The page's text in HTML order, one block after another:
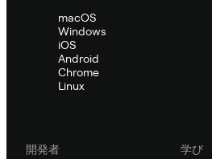
macOS
Windows
iOS
Android
Chrome
Linux
開発者
学び